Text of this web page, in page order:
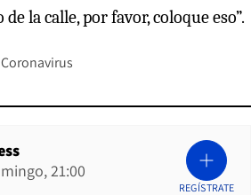
la calle, por favor, coloque eso”.
Coronavirus
21:00
REGÍSTRATE